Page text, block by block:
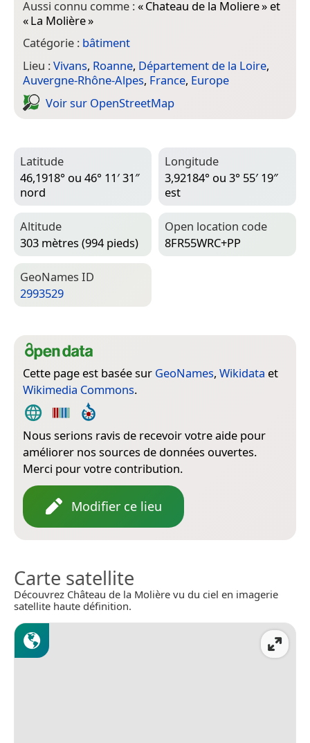
Aussi connu comme :«Chateau de la Moliere» et
«La Molière»
Catégorie : bâtiment
Lieu :Vivans, Roanne, Département de la Loire,
Auvergne-Rhône-Alpes, France, Europe
Voir sur Open­Street­Map
Latitude
46,1918° ou 46° 11′ 31″
nord
Longitude
3,92184° ou 3° 55′ 19″
est
Altitude
303 mètres (994 pieds)
Open location code
8FR55WRC+PP
Geo­Names ID
2993529
Cette page est basée sur GeoNames, Wikidata et
Wikimedia Commons.
Nous serions ravis de recevoir votre aide pour
améliorer nos sources de données ouvertes.
Merci pour votre contribution.
Modifier ce lieu
Carte satellite
Découvrez Château de la Molière vu du ciel en imagerie
satellite haute définition.